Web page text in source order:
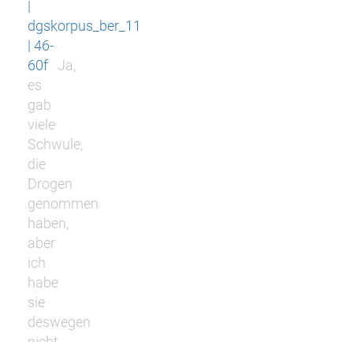
|
dgskorpus_ber_11
| 46-
60f
Ja,
es
gab
viele
Schwule,
die
Drogen
genommen
haben,
aber
ich
habe
sie
deswegen